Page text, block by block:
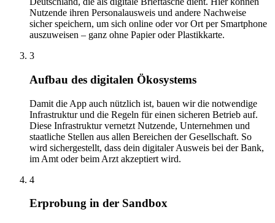
Nutzende ihren Personalausweis und andere Nachweise
sicher speichern, um sich online oder vor Ort per Smartphone
auszuweisen – ganz ohne Papier oder Plastikkarte.
3
Aufbau des digitalen Ökosystems
Damit die App auch nützlich ist, bauen wir die notwendige
Infrastruktur und die Regeln für einen sicheren Betrieb auf.
Diese Infrastruktur vernetzt Nutzende, Unternehmen und
staatliche Stellen aus allen Bereichen der Gesellschaft. So
wird sichergestellt, dass dein digitaler Ausweis bei der Bank,
im Amt oder beim Arzt akzeptiert wird.
4
Erprobung in der Sandbox